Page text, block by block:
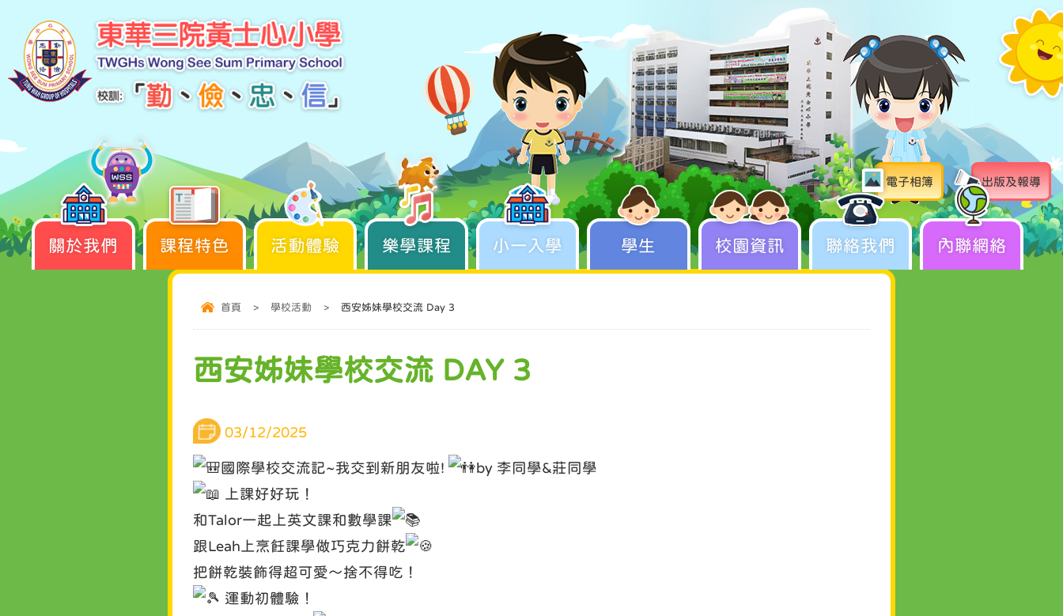
電子相簿 出版及報導
關於我們 課程特色 活動體驗 樂學課程 學生成長 學生 校園資訊 聯絡我們 內聯網絡
小一入學
首頁 > 學校活動 > 西安姊妹學校交流 Day 3
西安姊妹學校交流 DAY 3
03/12/2025
國際學校交流記~我交到新朋友啦!
by 李同學&莊同學
上課好好玩！
和Talor一起上英文課和數學課
跟Leah上烹飪課學做巧克力餅乾
把餅乾裝飾得超可愛～捨不得吃！
運動初體驗！